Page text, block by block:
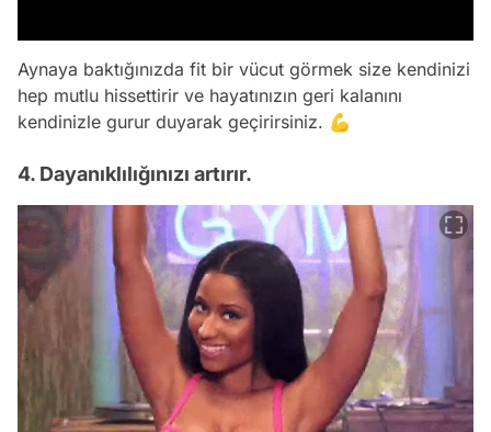
Aynaya baktığınızda fit bir vücut görmek size kendinizi
hep mutlu hissettirir ve hayatınızın geri kalanını
kendinizle gurur duyarak geçirirsiniz. 💪
4. Dayanıklılığınızı artırır.